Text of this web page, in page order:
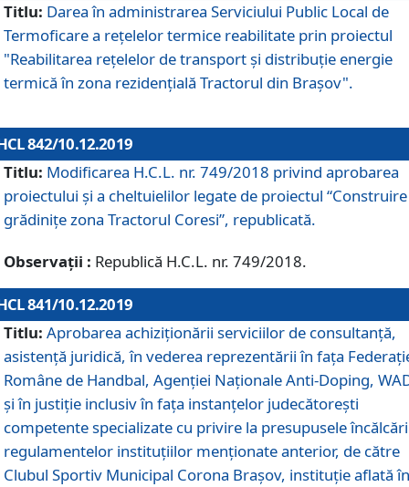
Titlu: Darea în administrarea Serviciului Public Local de
Termoficare a rețelelor termice reabilitate prin proiectul
"Reabilitarea reţelelor de transport şi distribuţie energie
termică în zona rezidenţială Tractorul din Braşov".
842/10.12.2019
Titlu: Modificarea H.C.L. nr. 749/2018 privind aprobarea
proiectului și a cheltuielilor legate de proiectul “Construire
grădinițe zona Tractorul Coresi”, republicată.
Observații : Republică H.C.L. nr. 749/2018.
841/10.12.2019
Titlu: Aprobarea achiziționării serviciilor de consultanță,
asistență juridică, în vederea reprezentării în fața
Române de Handbal, Agenției Naționale Anti-Doping,
și în justiție inclusiv în fața instanțelor judecătorești
competente specializate cu privire la presupusele
regulamentelor instituțiilor menționate anterior, de către
Clubul Sportiv Municipal Corona Braşov, instituție aflată în